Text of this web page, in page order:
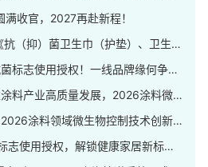
收官，2027再赴新程！
菌卫生巾（护垫）、卫生裤》团体标准的公告
用授权！一线品牌缘何争相申领这枚标识？
展，2026涂料微生物控制技术创新应用研讨会在上海举行
域微生物控制技术创新应用研讨会发布完整日程！
使用授权，解锁健康家居新标杆！